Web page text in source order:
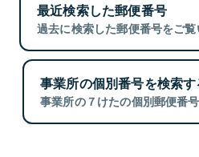
最近検索した郵便番号
過去に検索した郵便番号をご覧
事業所の個別番号を検索す
事業所の７けたの個別郵便番